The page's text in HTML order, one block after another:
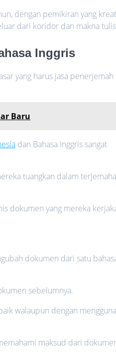
dengan pemikiran yang
dari koridor dan makna
Inggris
yang harus jasa penerjemah
Baru
dan Bahasa Inggris sangat
tuangkan dalam
dokumen yang mereka
dokumen dari satu
sebelumnya.
walaupun dengan
maksud dari